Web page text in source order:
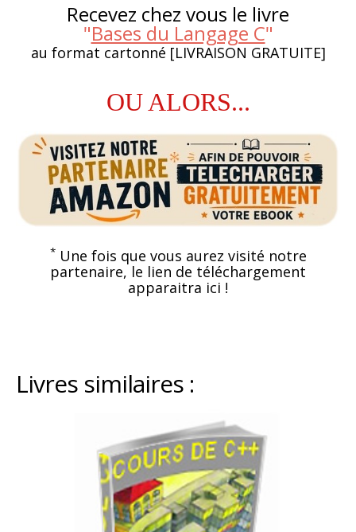
Recevez chez vous le livre
"Bases du Langage C"
au format cartonné [LIVRAISON GRATUITE]
OU ALORS...
*Une fois que vous aurez visité notre
partenaire, le lien de téléchargement
apparaitra ici !
Livres similaires :